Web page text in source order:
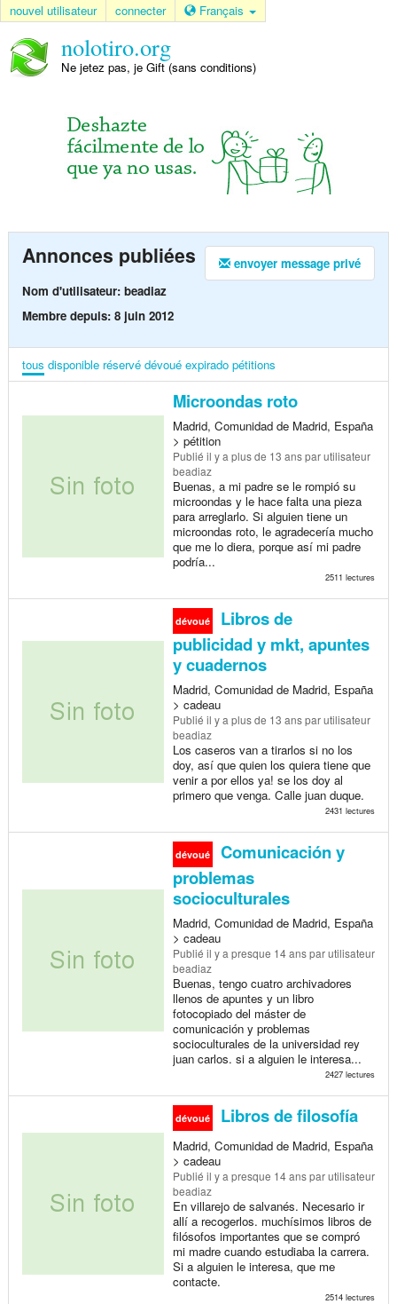
nouvel utilisateur connecter Français
nolotiro.org
Ne jetez pas, je Gift (sans conditions)
envoyer message privé
Annonces publiées
Nom d'utilisateur: beadiaz
Membre depuis: 8 juin 2012
tous disponible réservé dévoué expirado pétitions
Microondas roto
Madrid, Comunidad de Madrid, España
> pétition
Publié il y a plus de 13 anspar utilisateur
beadiaz
Buenas, a mi padre se le rompió su
microondas y le hace falta una pieza
para arreglarlo. Si alguien tiene un
microondas roto, le agradecería mucho
que me lo diera, porque así mi padre
podría...
2511 lectures
dévoué
Libros de
publicidad y mkt, apuntes
y cuadernos
Madrid, Comunidad de Madrid, España
> cadeau
Publié il y a plus de 13 anspar utilisateur
beadiaz
Los caseros van a tirarlos si no los
doy, así que quien los quiera tiene que
venir a por ellos ya! se los doy al
primero que venga. Calle juan duque.
2431 lectures
dévoué
Comunicación y
problemas
socioculturales
Madrid, Comunidad de Madrid, España
> cadeau
Publié il y a presque 14 anspar utilisateur
beadiaz
Buenas, tengo cuatro archivadores
llenos de apuntes y un libro
fotocopiado del máster de
comunicación y problemas
socioculturales de la universidad rey
juan carlos. si a alguien le interesa...
2427 lectures
dévoué Libros de filosofía
Madrid, Comunidad de Madrid, España
> cadeau
Publié il y a presque 14 anspar utilisateur
beadiaz
En villarejo de salvanés. Necesario ir
allí a recogerlos. muchísimos libros de
filósofos importantes que se compró
mi madre cuando estudiaba la carrera.
Si a alguien le interesa, que me
contacte.
2514 lectures